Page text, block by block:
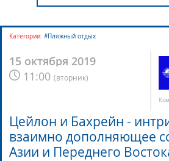
15 октября 2019
11:00 (вторник)
Категории: #Пляжный отдых
Цейлон и Бахрейн -
взаимно дополняющее
Азии и Переднего